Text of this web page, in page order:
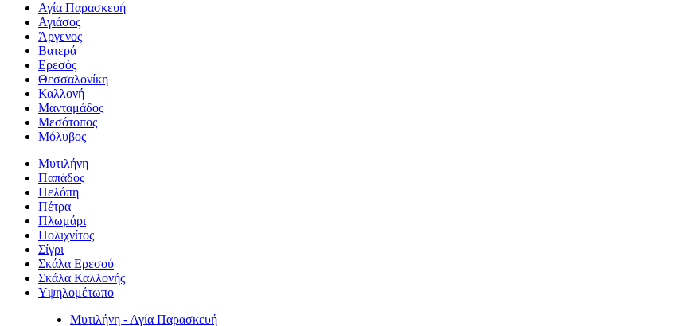
Αγία Παρασκευή
Αγιάσος
Άργενος
Βατερά
Ερεσός
Θεσσαλονίκη
Καλλονή
Μανταμάδος
Μεσότοπος
Μόλυβος
Μυτιλήνη
Παπάδος
Πελόπη
Πέτρα
Πλωμάρι
Πολιχνίτος
Σίγρι
Σκάλα Ερεσού
Σκάλα Καλλονής
Υψηλομέτωπο
Μυτιλήνη - Αγία Παρασκευή